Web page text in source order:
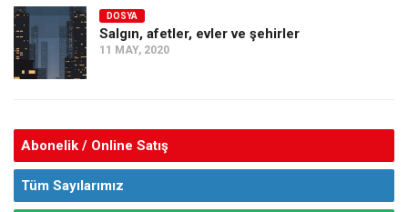
DOSYA
Salgın, afetler, evler ve şehirler
11 MAY, 2020
Abonelik / Online Satış
Tüm Sayılarımız